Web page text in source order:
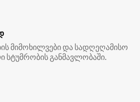
მიმოხილვები და სადღეღამისო
სტუმრობის განმავლობაში.